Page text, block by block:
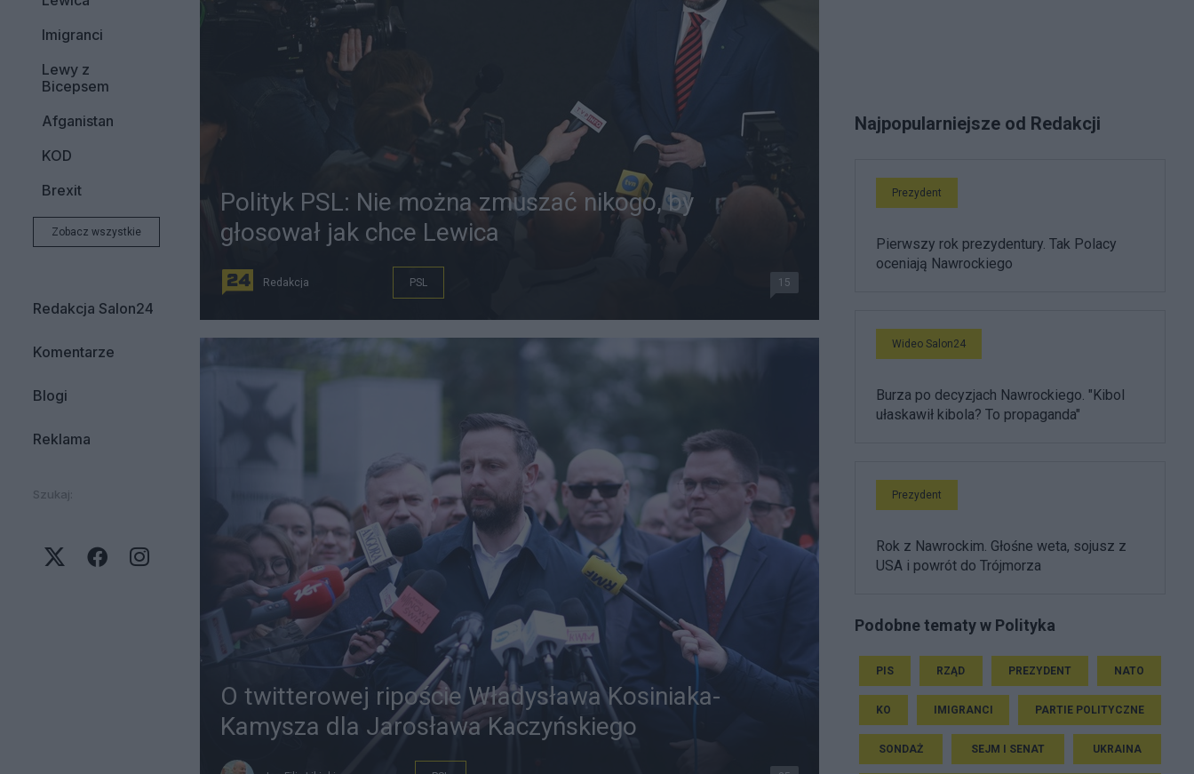
Imigranci
Lewy z
Bicepsem
Afganistan
KOD
Brexit
Zobacz wszystkie
Redakcja Salon24
Komentarze
Blogi
Reklama
Szukaj:
Polityk PSL: Nie można zmuszać nikogo, by
głosował jak chce Lewica
Redakcja PSL 15
O twitterowej ripoście Władysława Kosiniaka-
Kamysza dla Jarosława Kaczyńskiego
Najpopularniejsze od Redakcji
Prezydent
Pierwszy rok prezydentury. Tak Polacy
oceniają Nawrockiego
Wideo Salon24
Burza po decyzjach Nawrockiego. "Kibol
ułaskawił kibola? To propaganda"
Prezydent
Rok z Nawrockim. Głośne weta, sojusz z
USA i powrót do Trójmorza
Podobne tematy w Polityka
PIS RZĄD PREZYDENT NATO
KO IMIGRANCI PARTIE POLITYCZNE
SONDAŻ SEJM I SENAT UKRAINA